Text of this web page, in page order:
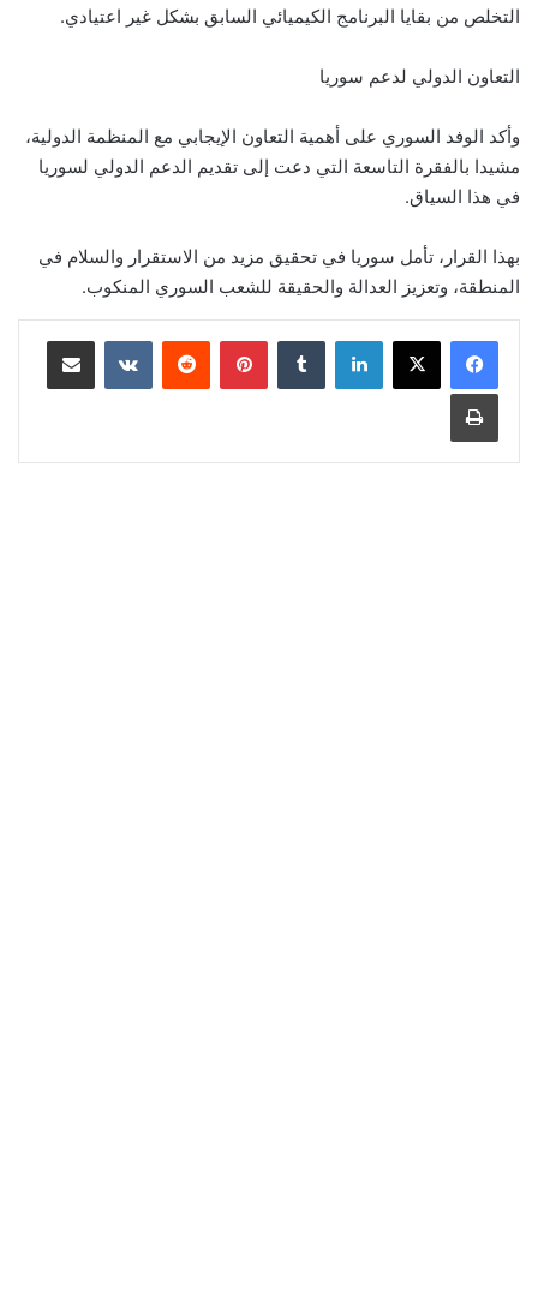
التخلص من بقايا البرنامج الكيميائي السابق بشكل غير اعتيادي.
التعاون الدولي لدعم سوريا
وأكد الوفد السوري على أهمية التعاون الإيجابي مع المنظمة الدولية،
مشيدا بالفقرة التاسعة التي دعت إلى تقديم الدعم الدولي لسوريا
في هذا السياق.
بهذا القرار، تأمل سوريا في تحقيق مزيد من الاستقرار والسلام في
المنطقة، وتعزيز العدالة والحقيقة للشعب السوري المنكوب.
لينكدإن بينتيريست